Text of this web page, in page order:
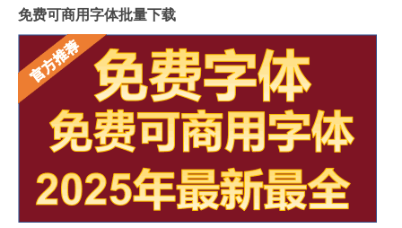
免费可商用字体批量下载